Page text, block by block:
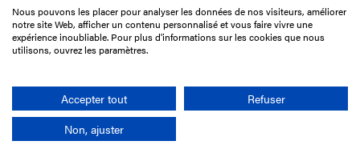
15 Boulevard de Douaumont
75017 Paris
01 49 10 20 29
Rechercher
Nous pouvons les placer pour analyser les données de nos visiteurs, améliorer
notre site Web, afficher un contenu personnalisé et vous faire vivre une
expérience inoubliable. Pour plus d'informations sur les cookies que nous
utilisons, ouvrez les paramètres.
Accepter tout
Refuser
Non, ajuster